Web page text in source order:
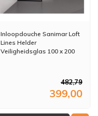
Inloopdouche Sanimar Loft
Lines Helder
Veiligheidsglas 100 x 200
482,79
399,00